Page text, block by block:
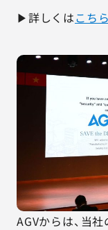
▶詳しくはこちら
AGVからは、当